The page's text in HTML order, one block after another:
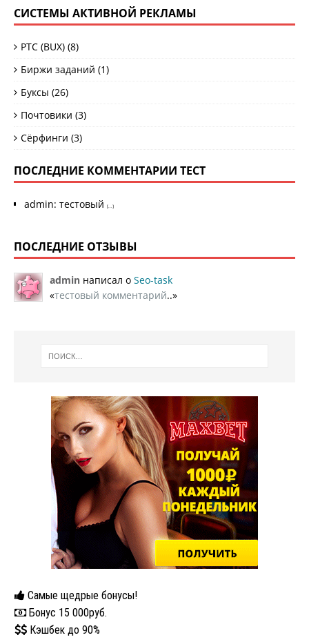
СИСТЕМЫ АКТИВНОЙ РЕКЛАМЫ
PTC (BUX) (8)
Биржи заданий (1)
Буксы (26)
Почтовики (3)
Сёрфинги (3)
ПОСЛЕДНИЕ КОММЕНТАРИИ ТЕСТ
admin: тестовый [...]
ПОСЛЕДНИЕ ОТЗЫВЫ
admin написал о Seo-task
«тестовый комментарий..»
Самые щедрые бонусы!
Бонус 15 000руб.
Кэшбек до 90%